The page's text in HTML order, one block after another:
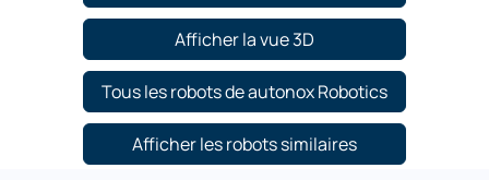
Afficher la vue 3D
Tous les robots de autonox Robotics
Afficher les robots similaires